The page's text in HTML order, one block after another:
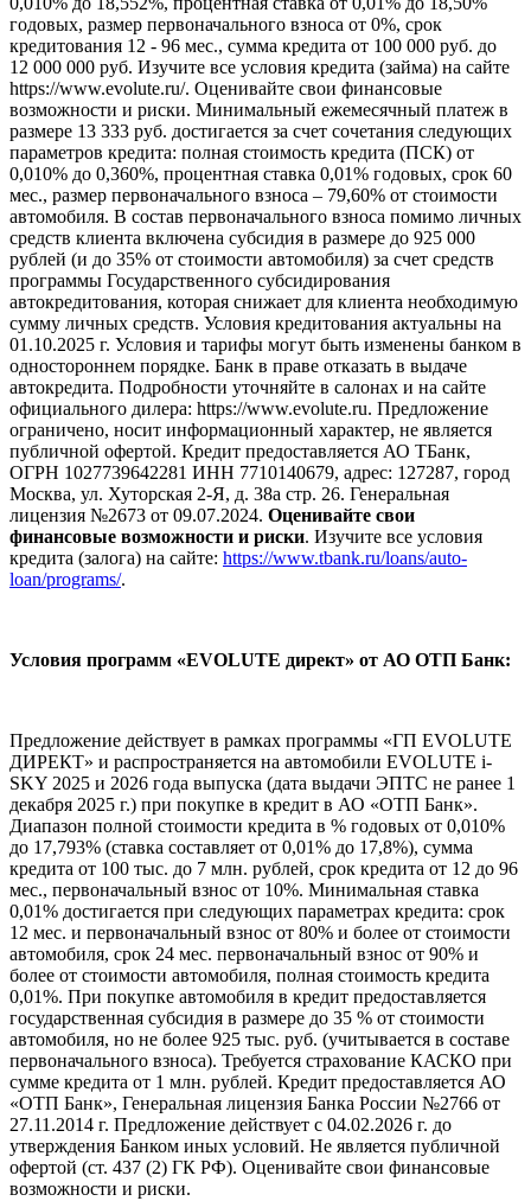
годовых, размер первоначального взноса от 0%, срок
кредитования 12 - 96 мес., сумма кредита от 100 000 руб. до
12 000 000 руб. Изучите все условия кредита (займа) на сайте
https://www.evolute.ru/. Оценивайте свои финансовые
возможности и риски. Минимальный ежемесячный платеж в
размере 13 333 руб. достигается за счет сочетания следующих
параметров кредита: полная стоимость кредита (ПСК) от
0,010% до 0,360%, процентная ставка 0,01% годовых, срок 60
мес., размер первоначального взноса – 79,60% от стоимости
автомобиля. В состав первоначального взноса помимо личных
средств клиента включена субсидия в размере до 925 000
рублей (и до 35% от стоимости автомобиля) за счет средств
программы Государственного субсидирования
автокредитования, которая снижает для клиента необходимую
сумму личных средств. Условия кредитования актуальны на
01.10.2025 г. Условия и тарифы могут быть изменены банком в
одностороннем порядке. Банк в праве отказать в выдаче
автокредита. Подробности уточняйте в салонах и на сайте
официального дилера: https://www.evolute.ru. Предложение
ограничено, носит информационный характер, не является
публичной офертой. Кредит предоставляется АО ТБанк,
ОГРН 1027739642281 ИНН 7710140679, адрес: 127287, город
Москва, ул. Хуторская 2-Я, д. 38а стр. 26. Генеральная
лицензия №2673 от 09.07.2024. Оценивайте свои
финансовые возможности и риски. Изучите все условия
кредита (залога) на сайте: https://www.tbank.ru/loans/auto-
loan/programs/.
Условия программ «EVOLUTE директ» от АО ОТП Банк:
Предложение действует в рамках программы «ГП EVOLUTE
ДИРЕКТ» и распространяется на автомобили EVOLUTE i-
SKY 2025 и 2026 года выпуска (дата выдачи ЭПТС не ранее 1
декабря 2025 г.) при покупке в кредит в АО «ОТП Банк».
Диапазон полной стоимости кредита в % годовых от 0,010%
до 17,793% (ставка составляет от 0,01% до 17,8%), сумма
кредита от 100 тыс. до 7 млн. рублей, срок кредита от 12 до 96
мес., первоначальный взнос от 10%. Минимальная ставка
0,01% достигается при следующих параметрах кредита: срок
12 мес. и первоначальный взнос от 80% и более от стоимости
автомобиля, срок 24 мес. первоначальный взнос от 90% и
более от стоимости автомобиля, полная стоимость кредита
0,01%. При покупке автомобиля в кредит предоставляется
государственная субсидия в размере до 35 % от стоимости
автомобиля, но не более 925 тыс. руб. (учитывается в составе
первоначального взноса). Требуется страхование КАСКО при
сумме кредита от 1 млн. рублей. Кредит предоставляется АО
«ОТП Банк», Генеральная лицензия Банка России №2766 от
27.11.2014 г. Предложение действует с 04.02.2026 г. до
утверждения Банком иных условий. Не является публичной
офертой (ст. 437 (2) ГК РФ). Оценивайте свои финансовые
возможности и риски.